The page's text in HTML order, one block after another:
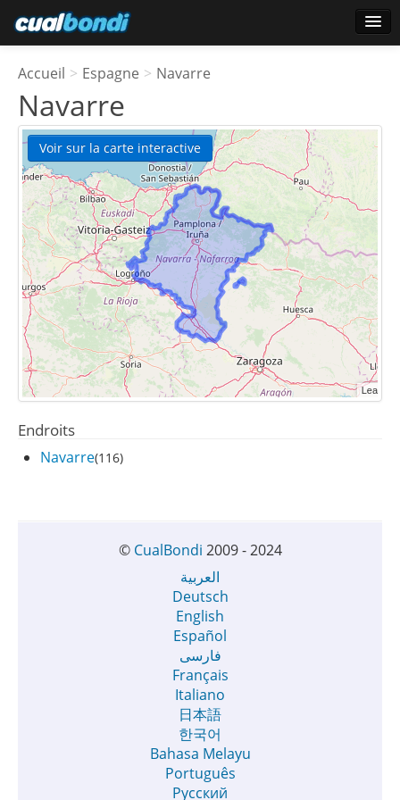
Utilisateurs étoile
Sondage
Accueil > Espagne > Navarre
Navarre
Voir sur la carte interactive
Endroits
Navarre(116)
© CualBondi 2009 - 2024
العربية
Deutsch
English
Español
فارسی
Français
Italiano
日本語
한국어
Bahasa Melayu
Português
Русский